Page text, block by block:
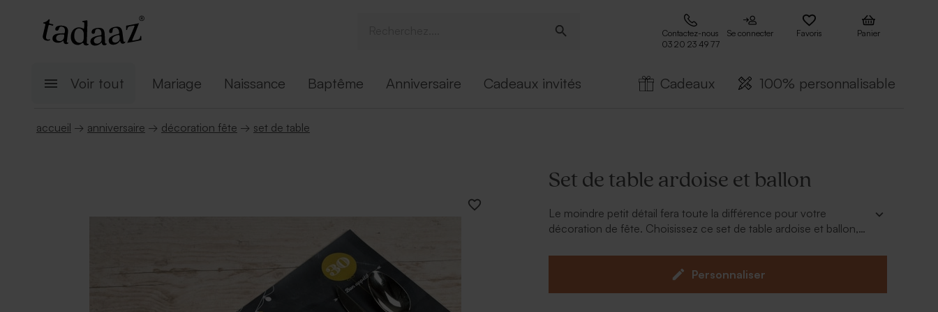
Contactez-nous
03 20 23 49 77
Se connecter Favoris Panier
Voir tout Mariage Naissance Baptême Anniversaire Cadeaux invités Cadeaux 100% personnalisable
accueil → anniversaire → décoration fête → set de table
Set de table ardoise et ballon
Le moindre petit détail fera toute la différence pour votre
décoration de fête. Choisissez ce set de table ardoise et ballon,
guirlande et le texte vous sont proposées : rose, menthe et le
pétillant moutarde. Assorti au texte blanc, il sera du plus bel effet.
Personnaliser